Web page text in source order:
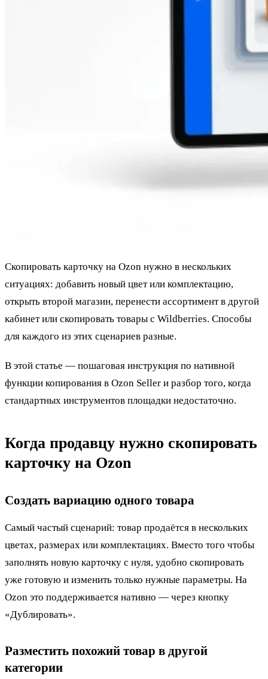
Скопировать карточку на Ozon нужно в нескольких
ситуациях: добавить новый цвет или комплектацию,
открыть второй магазин, перенести ассортимент в другой
кабинет или скопировать товары с Wildberries. Способы
для каждого из этих сценариев разные.
В этой статье — пошаговая инструкция по нативной
функции копирования в Ozon Seller и разбор того, когда
стандартных инструментов площадки недостаточно.
Когда продавцу нужно скопировать
карточку на Ozon
Создать вариацию одного товара
Самый частый сценарий: товар продаётся в нескольких
цветах, размерах или комплектациях. Вместо того чтобы
заполнять новую карточку с нуля, удобно скопировать
уже готовую и изменить только нужные параметры. На
Ozon это поддерживается нативно — через кнопку
«Дублировать».
Разместить похожий товар в другой
категории